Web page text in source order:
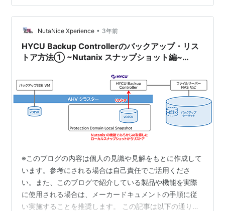
方法①・HYCU Backup Controllerのバックアップ・リス
トア方法② 目次 目次 はじめに 1. 今回の環境 2. HYCUの
ポリシーでHYCU自身の外部バックアップを取得 3.
HYCU B…
NutaNice Xperience • 3年前
HYCU Backup Controllerのバックアップ・リス
トア方法① ~Nutanix スナップショット編~
※このブログの内容は個人の見識や見解をもとに作成して
います。参考にされる場合は自己責任でご活用くださ
い。また、このブログで紹介している製品や機能を実際
に使用される場合は、メーカードキュメントの手順に従
い実施することを推奨します。 この記事は以下の通り連